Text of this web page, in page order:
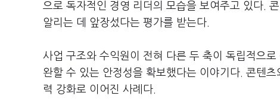
으로 독자적인 경영 리더의 모습을 보여주고 있다.
알리는 데 앞장섰다는 평가를 받는다.
사업 구조와 수익원이 전혀 다른 두 축이 독립적으
완할 수 있는 안정성을 확보했다는 이야기다. 콘텐
력 강화로 이어진 사례다.